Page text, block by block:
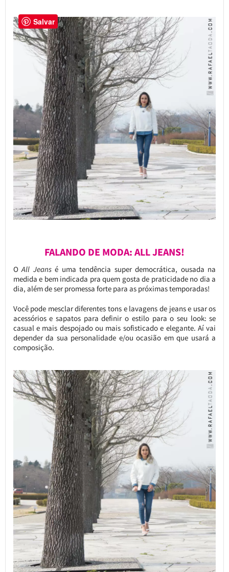
FALANDO DE MODA: ALL JEANS!
OAll Jeansé uma tendência super democrática, ousada na
medida e bem indicada pra quem gosta de praticidade no dia a
dia, além de ser promessa forte para as próximas temporadas!
Você pode mesclar diferentes tons e lavagens de jeans e usar os
acessórios e sapatos para definir o estilo para o seu look: se
casual e mais despojado ou mais sofisticado e elegante. Aí vai
depender da sua personalidade e/ou ocasião em que usará a
composição.
Salvar